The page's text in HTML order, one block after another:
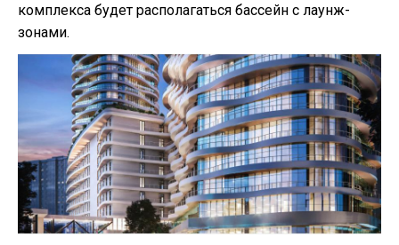
комплекса будет располагаться бассейн с лаунж-
зонами.